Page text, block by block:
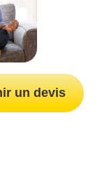
un devis